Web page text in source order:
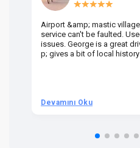
Airport &amp; mastic
service can't be faulted.
issues. George is a great
p; gives a bit of local history
Devamını Oku